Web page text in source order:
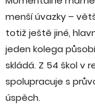
menší úvazky –
totiž ještě jiné,
jeden kolega
skládá. Z 54 škol v
spolupracuje s
úspěch.